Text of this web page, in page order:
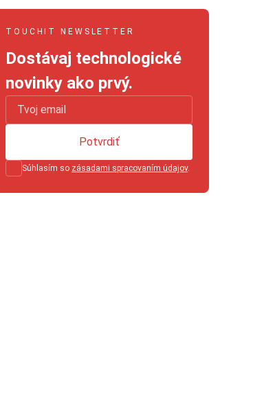
TOUCHIT NEWSLETTER
Dostávaj technologické
novinky ako prvý.
Súhlasím so zásadami spracovaním údajov.
Potvrdiť